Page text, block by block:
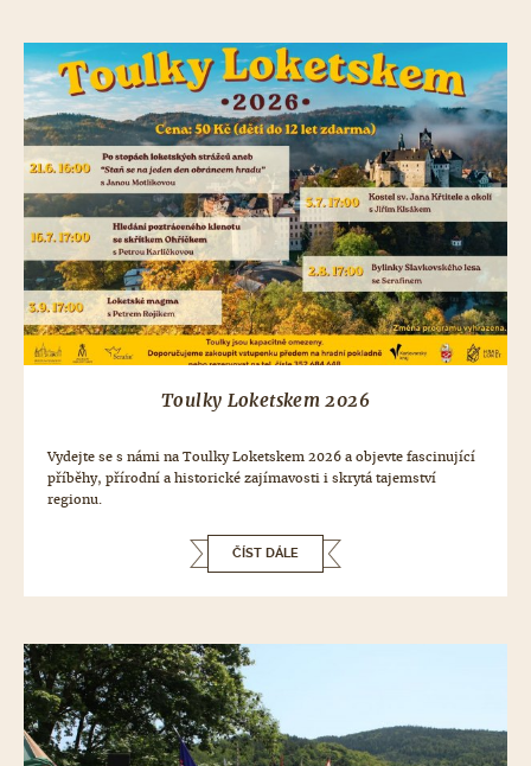
Toulky Loketskem 2026
Vydejte se s námi na Toulky Loketskem 2026 a objevte fascinující
příběhy, přírodní a historické zajímavosti i skrytá tajemství
regionu.
ČÍST DÁLE